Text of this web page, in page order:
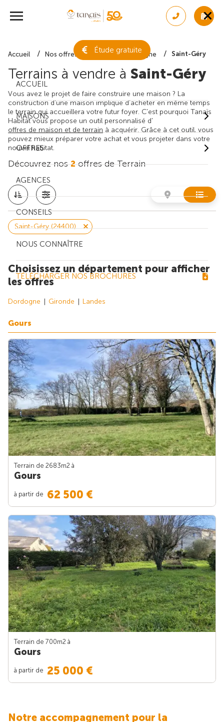
Étude gratuite
ACCUEIL
MAISONS
OFFRES
AGENCES
CONSEILS
NOUS CONNAÎTRE
TÉLÉCHARGER NOS BROCHURES
Accueil Nos offres de terrain Dordogne Saint-Géry
Terrains à vendre à Saint-Géry
Vous avez le projet de faire construire une maison ? La
construction d'une maison implique d'acheter en même temps
le terrain qui accueillera votre futur foyer. C'est pourquoi Tanaïs
Habitat vous propose un outil personnalisé d'
offres de maison et de terrain à acquérir. Grâce à cet outil, vous
pouvez mieux préparer votre achat et vous projeter dans votre
nouvel habitat.
Découvrez nos2offres de Terrain
Saint-Géry (24400)
Choisissez un département pour afficher
les offres
Dordogne Gironde Landes
Gours
Terrain de 2683m2 à
Gours
à partir de 62 500 €
Terrain de 700m2 à
Gours
à partir de 25 000 €
Notre accompagnement pour la